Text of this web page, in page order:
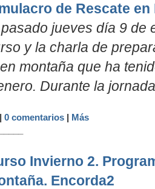
de Rescate en
jueves día 9 de
y la charla de
montaña que ha
Durante la
0 comentarios| Más
Invierno 2.
Encorda2